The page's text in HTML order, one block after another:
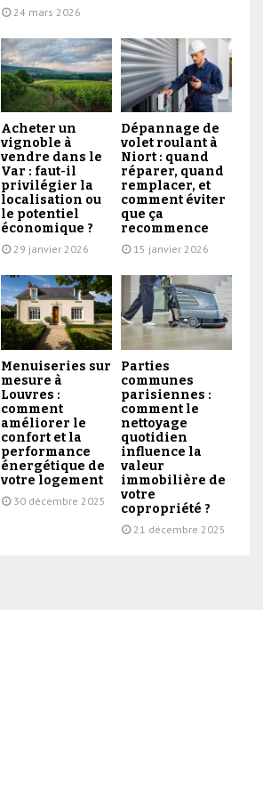
24 mars 2026
Acheter un
vignoble à
vendre dans le
Var : faut-il
privilégier la
localisation ou
le potentiel
économique ?
29 janvier 2026
Dépannage de
volet roulant à
Niort : quand
réparer, quand
remplacer, et
comment éviter
que ça
recommence
15 janvier 2026
Menuiseries sur
mesure à
Louvres :
comment
améliorer le
confort et la
performance
énergétique de
votre logement
30 décembre 2025
Parties
communes
parisiennes :
comment le
nettoyage
quotidien
influence la
valeur
immobilière de
votre
copropriété ?
21 décembre 2025